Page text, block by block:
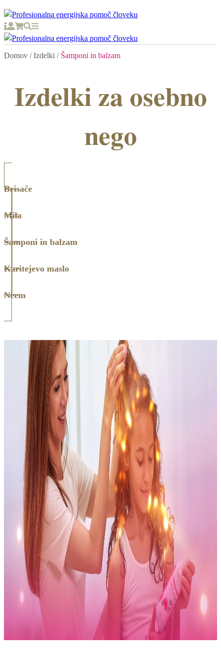
Domov /Izdelki / Šamponi in balzam
Izdelki za osebno
nego
Brisače
Mila
Šamponi in balzam
Karitejevo maslo
Neem